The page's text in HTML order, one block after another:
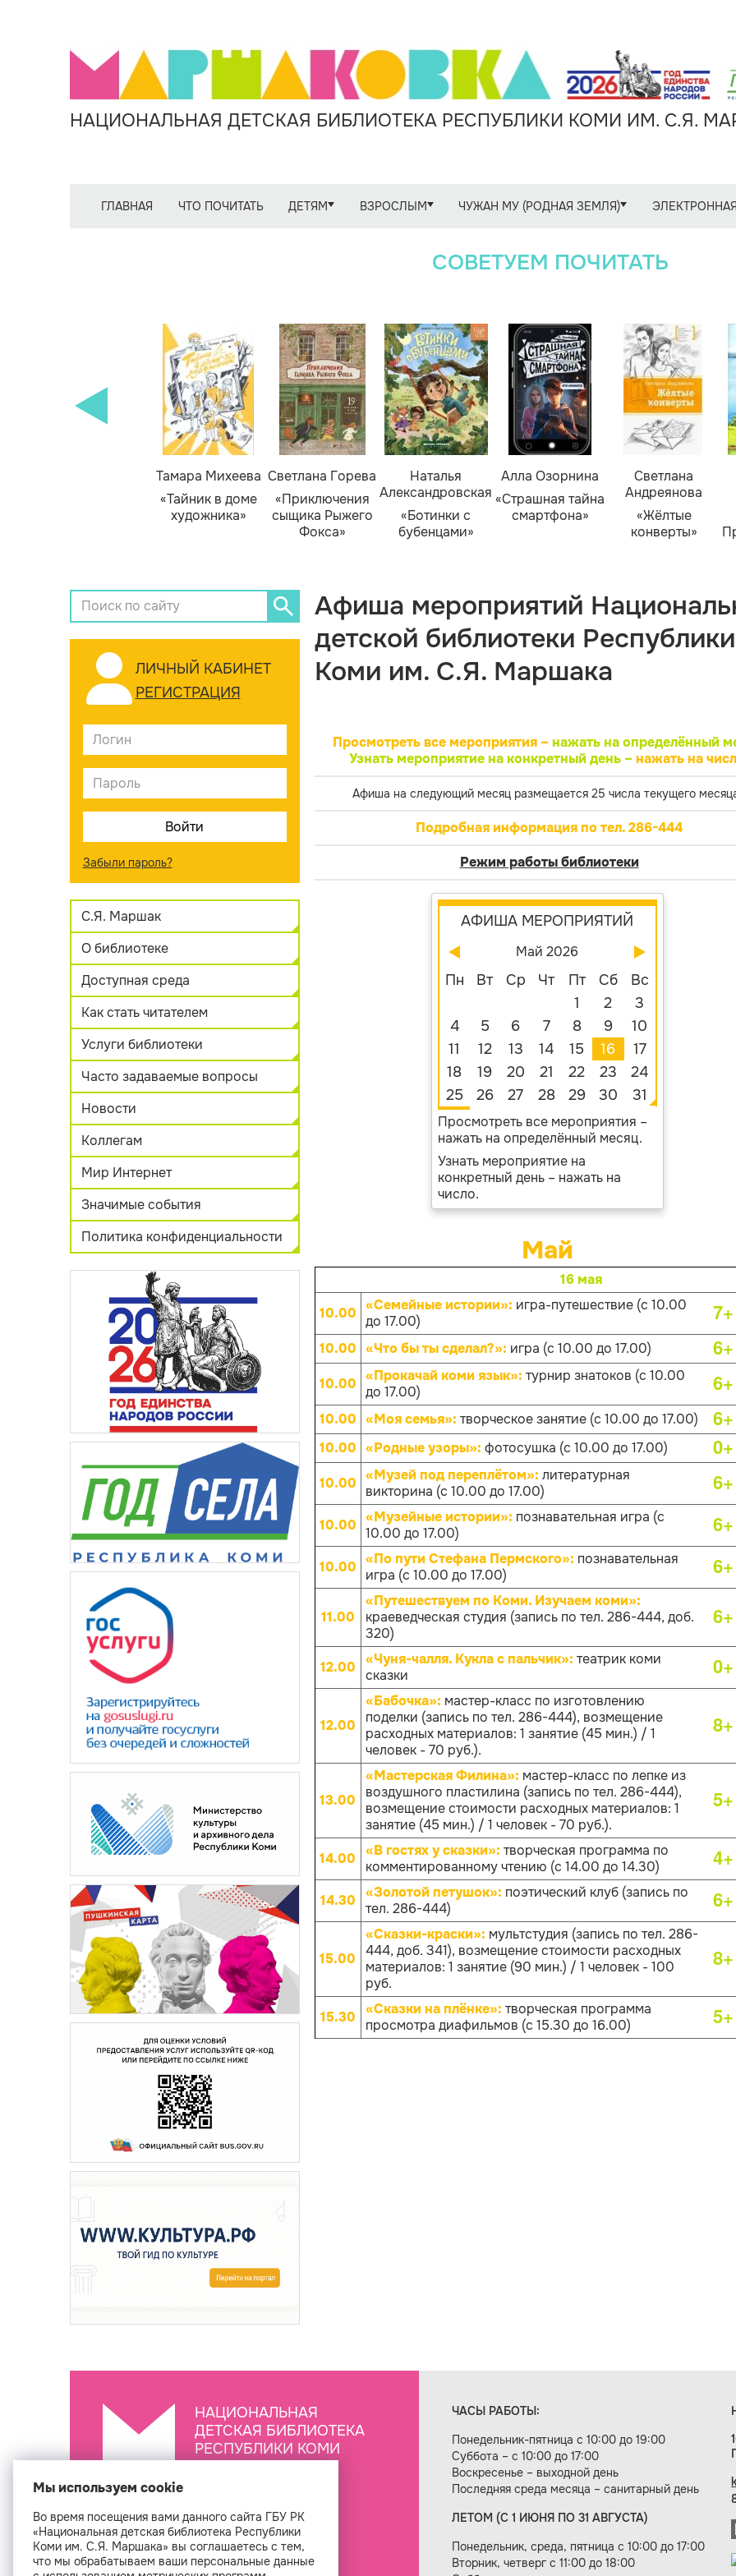
НАЦИОНАЛЬНАЯ ДЕТСКАЯ БИБЛИОТЕКА РЕСПУБЛИКИ КОМИ ИМ. С.Я.
ГЛАВНАЯ ЧТО ПОЧИТАТЬ ДЕТЯМ ВЗРОСЛЫМ ЧУЖАН МУ (РОДНАЯ ЗЕМЛЯ)
СОВЕТУЕМ ПОЧИТАТЬ
Тамара Михеева
«Тайник в доме
художника»
Светлана Горева
«Приключения
сыщика Рыжего
Фокса»
Наталья
Александровская
«Ботинки с
бубенцами»
Алла Озорнина
«Страшная тайна
смартфона»
Светлана
Андреянова
«Жёлтые
конверты»
ЛИЧНЫЙ КАБИНЕТ
РЕГИСТРАЦИЯ
Забыли пароль?
С.Я. Маршак
О библиотеке
Доступная среда
Как стать читателем
Услуги библиотеки
Часто задаваемые вопросы
Новости
Коллегам
Мир Интернет
Значимые события
Политика конфиденциальности
Афиша мероприятий
детской библиотеки Республики
Коми им. С.Я. Маршака
Просмотреть все мероприятия – нажать на определённый
Узнать мероприятие на конкретный день –нажать на
Афиша на следующий месяц размещается 25 числа текущего
Подробная информация по тел. 286-444
Режим работы библиотеки
АФИША МЕРОПРИЯТИЙ
Май 2026
Пн Вт Ср Чт Пт Сб
Вс
1
2
3
4
5 6 7 8 9
10
11
12 13 14 15 16
17
18
19 20 21 22 23
24
25
26 27 28 29 30 31
Просмотреть все мероприятия –
нажать на определённый месяц.
Узнать мероприятие на
конкретный день – нажать на
число.
Май
16 мая
10.00 «Семейные истории»: игра-путешествие (с 10.00
до 17.00)
7+
10.00 «Что бы ты сделал?»: игра (с 10.00 до 17.00) 6+
10.00 «Прокачай коми язык»: турнир знатоков (с 10.00
до 17.00)
6+
10.00 «Моя семья»: творческое занятие (с 10.00 до 17.00) 6+
10.00 «Родные узоры»: фотосушка (с 10.00 до 17.00) 0+
10.00 «Музей под переплётом»: литературная
викторина (с 10.00 до 17.00)
6+
10.00 «Музейные истории»: познавательная игра (с
10.00 до 17.00)
6+
10.00 «По пути Стефана Пермского»: познавательная
игра (с 10.00 до 17.00)
6+
11.00
«Путешествуем по Коми. Изучаем коми»:
краеведческая студия (запись по тел. 286-444, доб.
320)
6+
12.00 «Чуня-чалля. Кукла с пальчик»: театрик коми
сказки
0+
12.00
«Бабочка»: мастер-класс по изготовлению
поделки (запись по тел. 286-444), возмещение
расходных материалов: 1 занятие (45 мин.) / 1
человек - 70 руб.).
8+
13.00
«Мастерская Филина»: мастер-класс по лепке из
воздушного пластилина (запись по тел. 286-444),
возмещение стоимости расходных материалов: 1
занятие (45 мин.) / 1 человек - 70 руб.).
5+
14.00 «В гостях у сказки»: творческая программа по
комментированному чтению (с 14.00 до 14.30)
4+
14.30 «Золотой петушок»: поэтический клуб (запись по
тел. 286-444)
6+
15.00
«Сказки-краски»: мультстудия (запись по тел. 286-
444, доб. 341), возмещение стоимости расходных
материалов: 1 занятие (90 мин.) / 1 человек - 100
руб.
8+
15.30 «Сказки на плёнке»: творческая программа
просмотра диафильмов (с 15.30 до 16.00)
5+
НАЦИОНАЛЬНАЯ
ДЕТСКАЯ БИБЛИОТЕКА
РЕСПУБЛИКИ КОМИ
ЧАСЫ РАБОТЫ:
Понедельник-пятница с 10:00 до 19:00
Суббота – с 10:00 до 17:00
Воскресенье – выходной день
Последняя среда месяца – санитарный день
ЛЕТОМ (С 1 ИЮНЯ ПО 31 АВГУСТА)
Понедельник, среда, пятница с 10:00 до 17:00
Вторник, четверг с 11:00 до 18:00
Создание сайта — веб-студия «Цифровой век»
Мы используем cookie
Во время посещения вами данного сайта ГБУ РК
«Национальная детская библиотека Республики
Коми им. С.Я. Маршака» вы соглашаетесь с тем,
что мы обрабатываем ваши персональные данные